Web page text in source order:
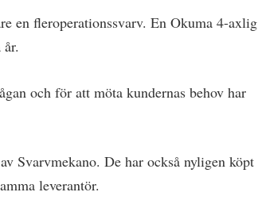
en fleroperationssvarv. En Okuma 4-axlig
och för att möta kundernas behov har
Svarvmekano. De har också nyligen köpt
leverantör.